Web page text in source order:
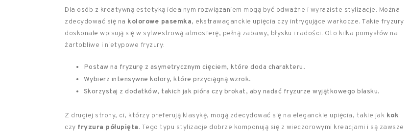
Dla osób z kreatywną estetyką idealnym rozwiązaniem mogą być odważne i wyraziste stylizacje. Można
zdecydować się na kolorowe pasemka, ekstrawaganckie upięcia czy intrygujące warkocze. Takie fryzury
doskonale wpisują się w sylwestrową atmosferę, pełną zabawy, błysku i radości. Oto kilka pomysłów na
żartobliwe i nietypowe fryzury:
Postaw na fryzurę z asymetrycznym cięciem, które doda charakteru.
Wybierz intensywne kolory, które przyciągną wzrok.
Skorzystaj z dodatków, takich jak pióra czy brokat, aby nadać fryzurze wyjątkowego blasku.
Z drugiej strony, ci, którzy preferują klasykę, mogą zdecydować się na eleganckie upięcia, takie jak kok
czy fryzura półupięta. Tego typu stylizacje dobrze komponują się z wieczorowymi kreacjami i są zawsze